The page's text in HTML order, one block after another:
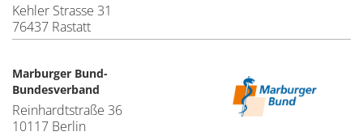
Kehler Strasse 31
76437 Rastatt
Marburger Bund-
Bundesverband
Reinhardtstraße 36
10117 Berlin